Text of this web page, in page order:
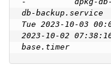
db-backup.service
Tue 2023-10-03
2023-10-02